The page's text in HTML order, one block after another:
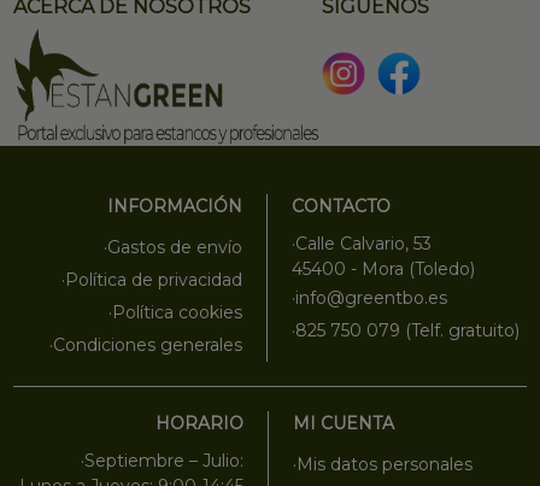
ACERCA DE NOSOTROS SÍGUENOS
INFORMACIÓN
·Gastos de envío
·Política de privacidad
·Política cookies
·Condiciones generales
CONTACTO
·Calle Calvario, 53
45400 - Mora (Toledo)
·info@greentbo.es
·825 750 079 (Telf. gratuito)
HORARIO
·Septiembre – Julio:
MI CUENTA
·Mis datos personales